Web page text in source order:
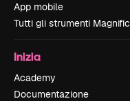
App mobile
Tutti gli strumenti Magnific
Inizia
Academy
Documentazione